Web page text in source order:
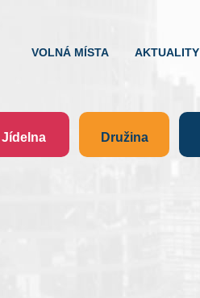
VOLNÁ MÍSTA AKTUALITY
Jídelna Družina